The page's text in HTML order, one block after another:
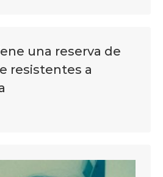
una reserva de
resistentes a